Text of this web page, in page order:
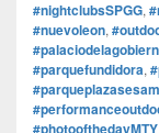
#nightclubsSPGG,
#nuevoleon,
#parquefundidora,
#photoofthedayMTY